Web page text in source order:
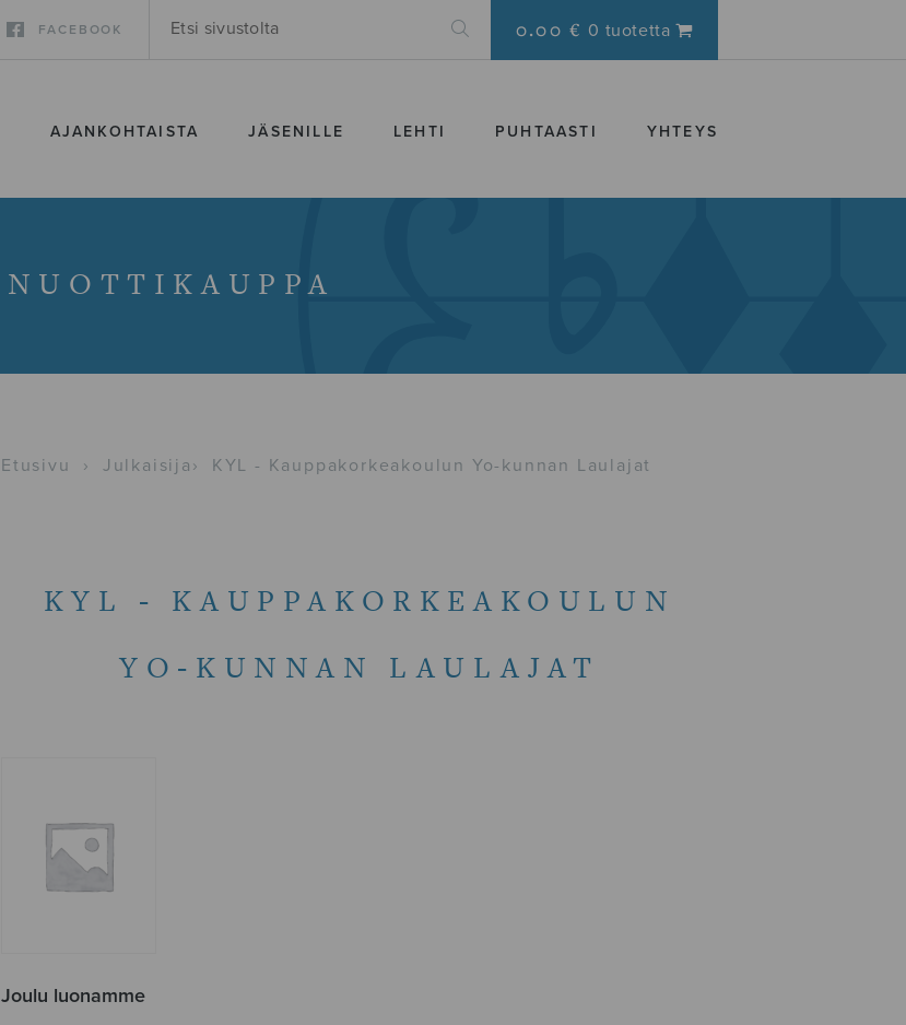
FACEBOOK 0.00 € 0 tuotetta
AJANKOHTAISTA JÄSENILLE LEHTI PUHTAASTI YHTEYS
NUOTTIKAUPPA
Etusivu › Julkaisija › KYL - Kauppakorkeakoulun Yo-kunnan Laulajat
KYL - KAUPPAKORKEAKOULUN
YO-KUNNAN LAULAJAT
Joulu luonamme